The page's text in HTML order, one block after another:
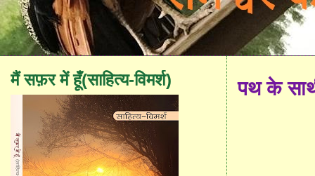
पथ के
मैं सफ़र में हूँ(साहित्य-विमर्श)